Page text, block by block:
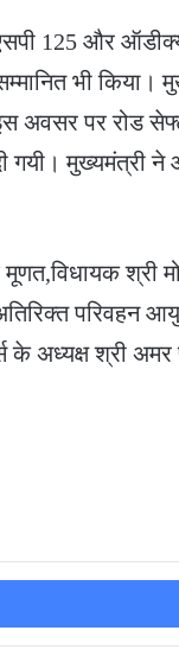
125 और
भी
अवसर पर रोड
मुख्यमंत्री ने
श्री
परिवहन
अध्यक्ष श्री अमर